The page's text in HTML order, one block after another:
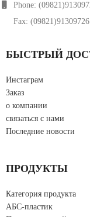
Phone:
Fax: (09821)91309726
БЫСТРЫЙ
Инстаграм
Заказ
о компании
связаться с нами
Последние новости
ПРОДУКТЫ
Категория продукта
АБС-пластик